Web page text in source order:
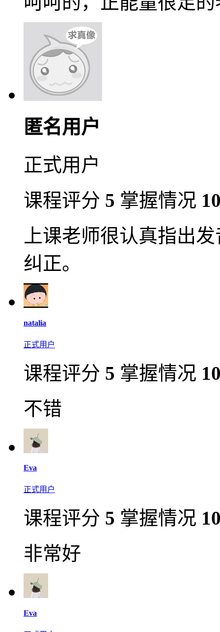
匿名用户
正式用户
课程评分 5 掌握情况
上课老师很认真指出
纠正。
natalia
正式用户
课程评分 5 掌握情况
不错
Eva
正式用户
课程评分 5 掌握情况
非常好
Eva